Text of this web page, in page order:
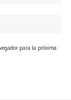
para la próxima